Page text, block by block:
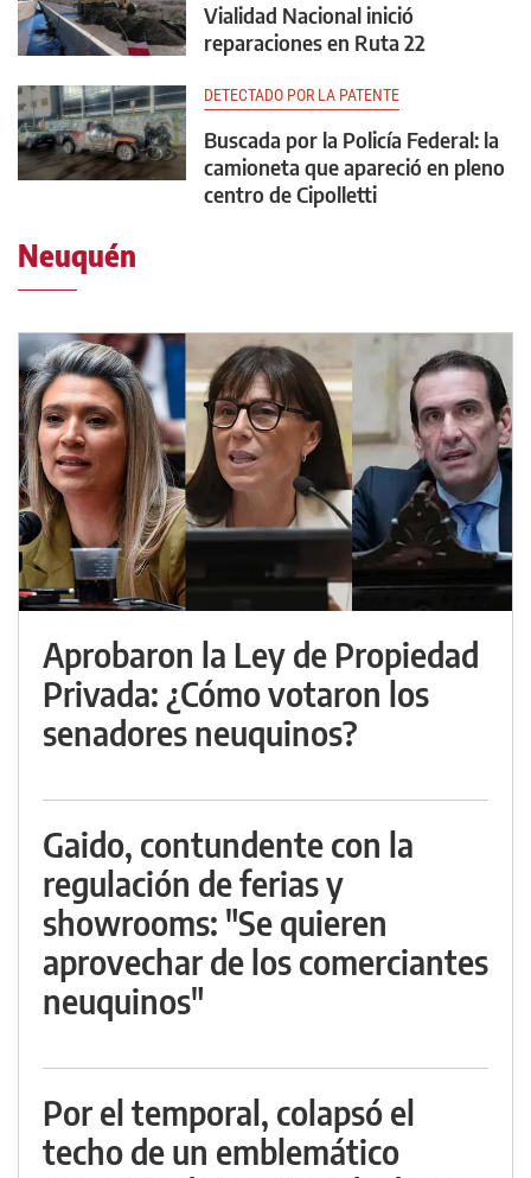
Vialidad Nacional inició
reparaciones en Ruta 22
DETECTADO POR LA PATENTE
Buscada por la Policía Federal: la
camioneta que apareció en pleno
centro de Cipolletti
Neuquén
Aprobaron la Ley de Propiedad
Privada: ¿Cómo votaron los
senadores neuquinos?
Gaido, contundente con la
regulación de ferias y
showrooms: "Se quieren
aprovechar de los comerciantes
neuquinos"
Por el temporal, colapsó el
techo de un emblemático